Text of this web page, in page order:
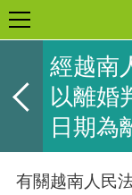
經越南
以離婚
日期為
有關越南人民